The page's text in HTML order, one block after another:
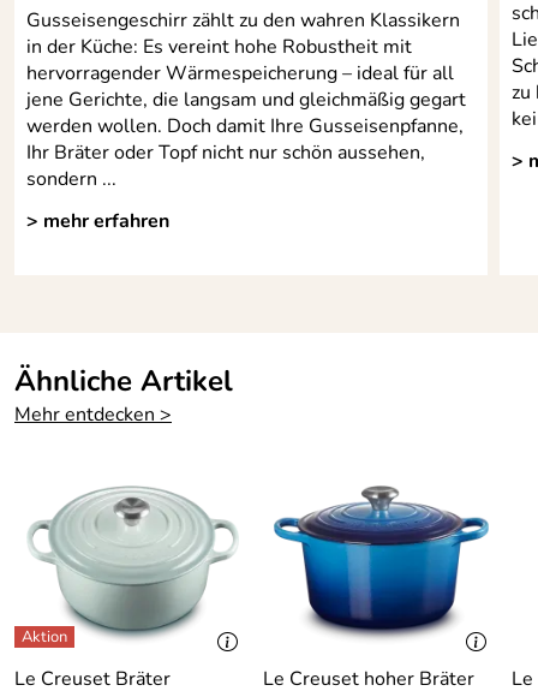
Erhältlich in verschiedenen Farben
Hersteller: Le Creuset GmbH, Einsteinstrasse 44, 73230
Kirchheim, service.de@lecreuset.com
Gusseisengeschirr zählt zu den wahren Klassikern
in der Küche: Es vereint hohe Robustheit mit
hervorragender Wärmespeicherung – ideal für all
jene Gerichte, die langsam und gleichmäßig gegart
werden wollen. Doch damit Ihre Gusseisenpfanne,
Ihr Bräter oder Topf nicht nur schön aussehen,
sondern ...
> mehr erfahren
zu
>
Ähnliche Artikel
Mehr entdecken >
Le Creuset Bräter
Le Creuset hoher Bräter